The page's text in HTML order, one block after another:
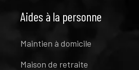
Aides à la personne
Maintien à domicile
Maison de retraite